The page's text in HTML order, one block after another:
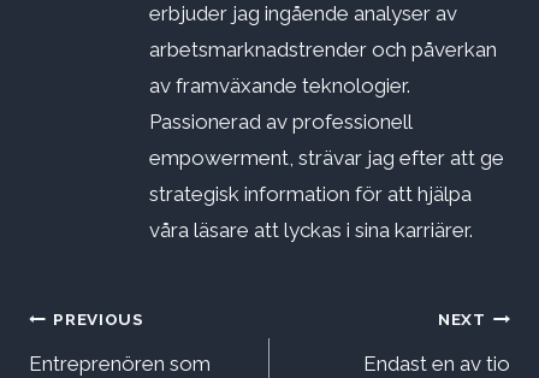
erbjuder jag ingående analyser av
arbetsmarknadstrender och påverkan
av framväxande teknologier.
Passionerad av professionell
empowerment, strävar jag efter att ge
strategisk information för att hjälpa
våra läsare att lyckas i sina karriärer.
Inläggsnavigering
PREVIOUS
Entreprenören som
NEXT
Endast en av tio